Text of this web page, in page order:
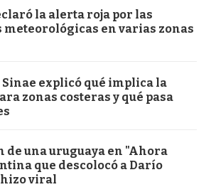
la alerta roja por las
en varias zonas
explicó qué implica la
zonas costeras y qué pasa
de una uruguaya en "Ahora
que descolocó a Darío
hizo viral